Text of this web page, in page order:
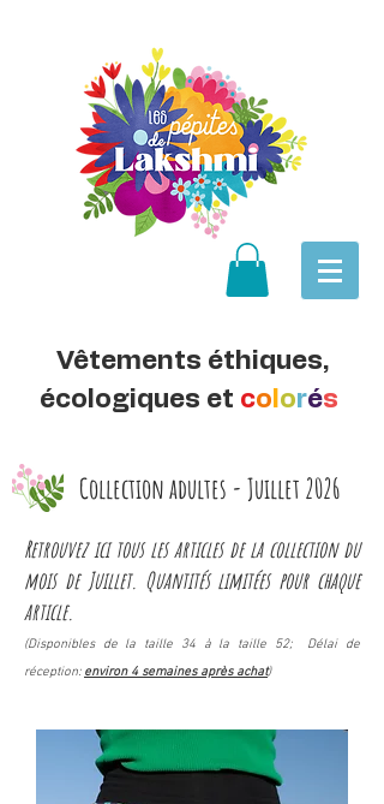
Vêtements éthiques,
écologiques et co orés
Collection adultes - Juillet 2026
Retrouvez ici tous les articles de la collection du
mois de Juillet. Quantités limitées pour chaque
article.
(Disponibles de la taille 34à la taille 52; Délai de
réception: environ 4 semaines après achat)